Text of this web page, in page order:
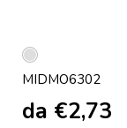
Argento
Opaco
MIDMO6302
da €2,73